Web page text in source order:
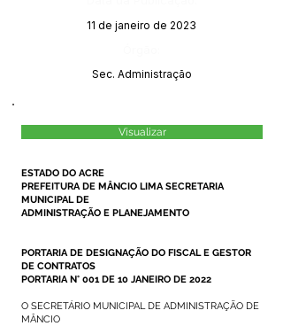
11 de janeiro de 2023
Sec. Administração
Visualizar
ESTADO DO ACRE
PREFEITURA DE MÂNCIO LIMA SECRETARIA
MUNICIPAL DE
ADMINISTRAÇÃO E PLANEJAMENTO
PORTARIA DE DESIGNAÇÃO DO FISCAL E GESTOR
DE CONTRATOS
PORTARIA N° 001 DE 10 JANEIRO DE 2022
O SECRETÁRIO MUNICIPAL DE ADMINISTRAÇÃO DE
MÂNCIO